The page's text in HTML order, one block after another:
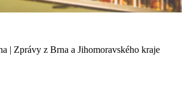
| Zprávy z Brna a Jihomoravského kraje